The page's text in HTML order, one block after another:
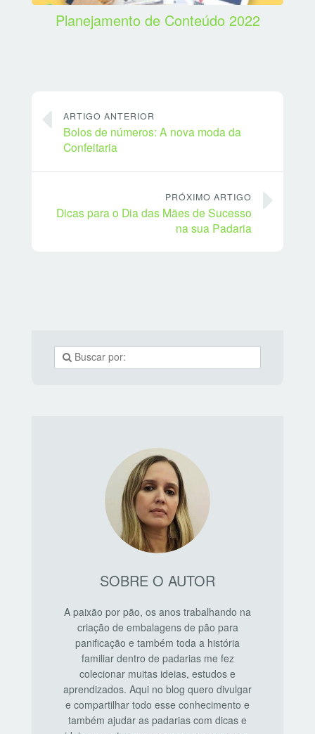
Planejamento de Conteúdo 2022
ARTIGO ANTERIOR
Bolos de números: A nova moda da
Confeitaria
PRÓXIMO ARTIGO
Dicas para o Dia das Mães de Sucesso
na sua Padaria
SOBRE O AUTOR
A paixão por pão, os anos trabalhando na
criação de embalagens de pão para
panificação e também toda a história
familiar dentro de padarias me fez
colecionar muitas ideias, estudos e
aprendizados. Aqui no blog quero divulgar
e compartilhar todo esse conhecimento e
também ajudar as padarias com dicas e